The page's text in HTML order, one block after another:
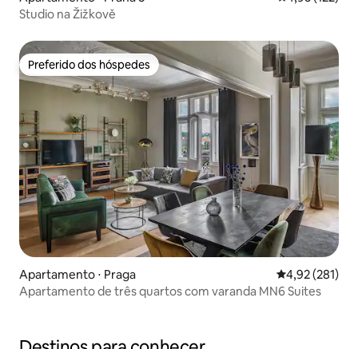
Studio na Žižkově
Preferido dos hóspedes
Preferido dos hóspedes
Apartamento ⋅ Praga 4,92 de uma
4,92 (281)
Apartamento de três quartos com varanda MN6 Suites